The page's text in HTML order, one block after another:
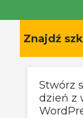
Znajdź
Stwórz
dzień z